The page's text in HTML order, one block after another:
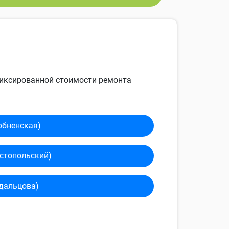
стоимости ремонта